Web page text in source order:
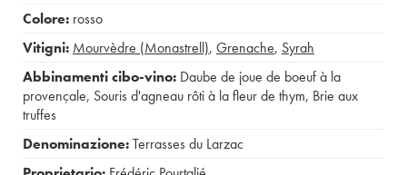
Colore: rosso
Vitigni: Mourvèdre (Monastrell), Grenache, Syrah
Abbinamenti cibo-vino: Daube de joue de boeuf à la
provençale, Souris d'agneau rôti à la fleur de thym, Brie aux
truffes
Denominazione:Terrasses du Larzac